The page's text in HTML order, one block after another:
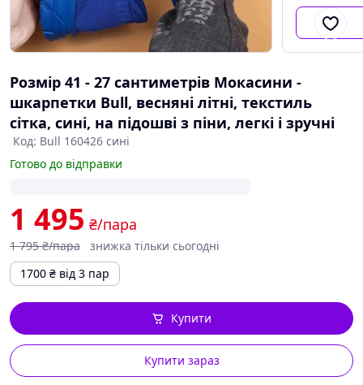
Розмір 41 - 27 сантиметрів Мокасини -
шкарпетки Bull, весняні літні, текстиль
сітка, сині, на підошві з піни, легкі і зручні
Код: Bull 160426 сині
Готово до відправки
1 495 ₴/пара
1 795 ₴/пара
знижка тільки сьогодні
1700 ₴ від 3 пар
Купити зараз
Купити